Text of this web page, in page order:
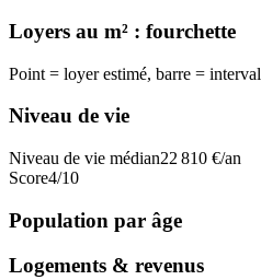
Loyers au m² : fourchette
Point = loyer estimé, barre =
Niveau de vie
Niveau de vie médian22 810 €/an
Score4/10
Population par âge
Logements & revenus